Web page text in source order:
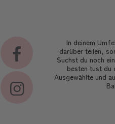
In deinem
darüber teilen,
Suchst du noch
besten tust du
Ausgewählte und